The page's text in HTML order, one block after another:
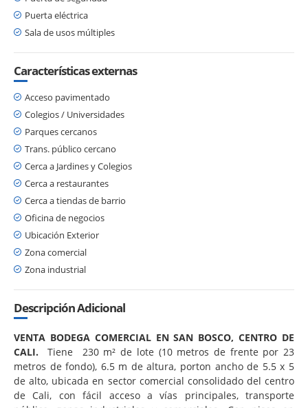
Puerta eléctrica
Sala de usos múltiples
Características externas
Acceso pavimentado
Colegios / Universidades
Parques cercanos
Trans. público cercano
Cerca a Jardines y Colegios
Cerca a restaurantes
Cerca a tiendas de barrio
Oficina de negocios
Ubicación Exterior
Zona comercial
Zona industrial
Descripción Adicional
VENTA BODEGA COMERCIAL EN SAN BOSCO, CENTRO DE
CALI. Tiene 230 m² de lote (10 metros de frente por 23
metros de fondo), 6.5 m de altura, porton ancho de 5.5 x 5
de alto, ubicada en sector comercial consolidado del centro
de Cali, con fácil acceso a vías principales, transporte